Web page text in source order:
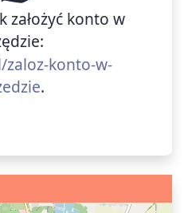
założyć konto w
zaloz-konto-w-
.